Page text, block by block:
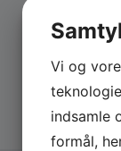
udelukkende
på alle hits
andet med
Turner,
Derfor skal
Hurtigt
20 års
Altid
Vi og
indsamle
formål,